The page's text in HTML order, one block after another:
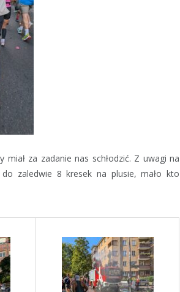
za zadanie nas schłodzić. Z uwagi na
zaledwie 8 kresek na plusie, mało kto